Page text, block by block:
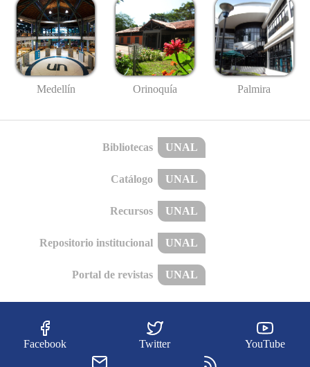
Medellín Orinoquía Palmira
Bibliotecas UNAL
Catálogo UNAL
Recursos UNAL
Repositorio institucional UNAL
Portal de revistas UNAL
Facebook Twitter YouTube